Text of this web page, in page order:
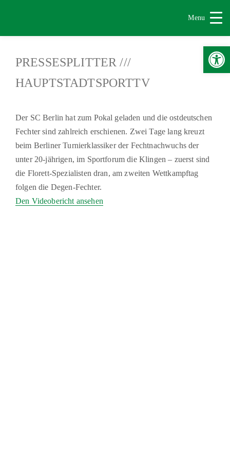
Menu
PRESSESPLITTER ///
HAUPTSTADTSPORTTV
Der SC Berlin hat zum Pokal geladen und die ostdeutschen
Fechter sind zahlreich erschienen. Zwei Tage lang kreuzt
beim Berliner Turnierklassiker der Fechtnachwuchs der
unter 20-jährigen, im Sportforum die Klingen – zuerst sind
die Florett-Spezialisten dran, am zweiten Wettkampftag
folgen die Degen-Fechter.
Den Videobericht ansehen